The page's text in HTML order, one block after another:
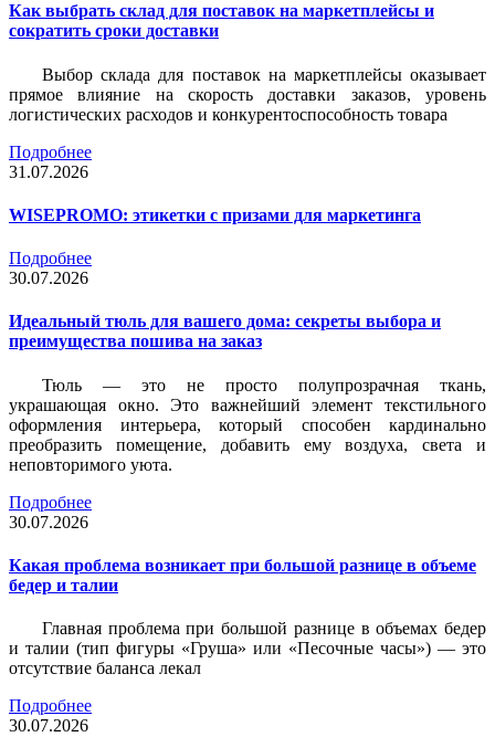
Как выбрать склад для поставок на маркетплейсы и
сократить сроки доставки
Выбор склада для поставок на маркетплейсы оказывает
прямое влияние на скорость доставки заказов, уровень
логистических расходов и конкурентоспособность товара
Подробнее
31.07.2026
WISEPROMO: этикетки с призами для маркетинга
Подробнее
30.07.2026
Идеальный тюль для вашего дома: секреты выбора и
преимущества пошива на заказ
Тюль — это не просто полупрозрачная ткань,
украшающая окно. Это важнейший элемент текстильного
оформления интерьера, который способен кардинально
преобразить помещение, добавить ему воздуха, света и
неповторимого уюта.
Подробнее
30.07.2026
Какая проблема возникает при большой разнице в объеме
бедер и талии
Главная проблема при большой разнице в объемах бедер
и талии (тип фигуры «Груша» или «Песочные часы») — это
отсутствие баланса лекал
Подробнее
30.07.2026